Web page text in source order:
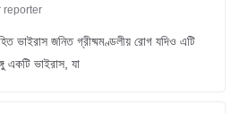
reporter
ভাইরাস জনিত গ্রীষ্মমণ্ডলীয় রোগ যদিও এটি
একটি ভাইরাস, যা